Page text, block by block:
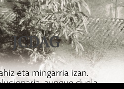
JCDAG